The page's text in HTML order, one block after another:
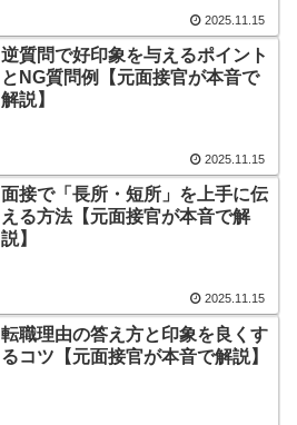
2025.11.15
逆質問で好印象を与えるポイント
とNG質問例【元面接官が本音で
解説】
2025.11.15
面接で「長所・短所」を上手に伝
える方法【元面接官が本音で解
説】
2025.11.15
転職理由の答え方と印象を良くす
るコツ【元面接官が本音で解説】